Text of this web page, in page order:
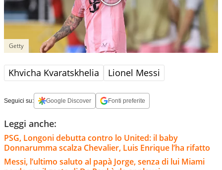
Getty
Khvicha Kvaratskhelia Lionel Messi
Seguici su: Google Discover Fonti preferite
Leggi anche:
PSG, Longoni debutta contro lo United: il baby
Donnarumma scalza Chevalier, Luis Enrique l’ha rifatto
Messi, l’ultimo saluto al papà Jorge, senza di lui Miami